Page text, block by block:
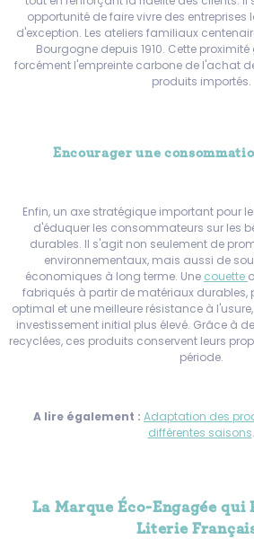
opportunité de faire vivre des
d'exception. Les ateliers familiaux
Bourgogne depuis 1910. Cette
forcément l'empreinte carbone de l'achat
produits importés.
Encourager une
Enfin, un axe stratégique important pour
d'éduquer les consommateurs sur les
durables. Il s'agit non seulement de
environnementaux, mais aussi de
économiques à long terme. Une couette
fabriqués à partir de matériaux durables,
optimal et une meilleure résistance à
investissement initial plus élevé. Grâce à
recyclées, ces produits conservent leurs
période.
A lire également : Adaptation des
différentes saisons.
La Marque Éco-Engagée qui
Literie